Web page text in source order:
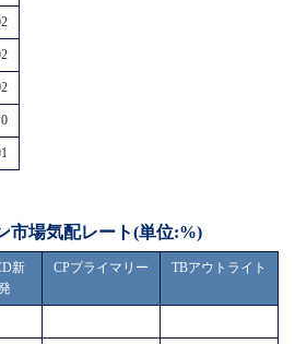
市場気配レート(単位:%)
新
CPプライマリー TBアウトライト